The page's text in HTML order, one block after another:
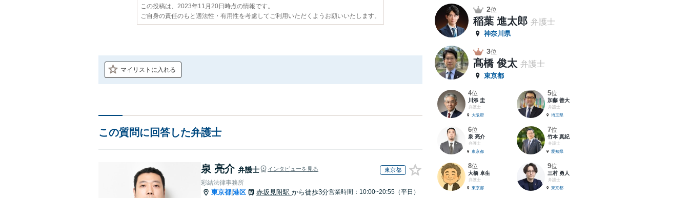
この投稿は、2023年11月20日時点の情報です。
ご自身の責任のもと適法性・有用性を考慮してご利用いただくようお願いいたします。
マイリストに入れる
この質問に回答した弁護士
泉 亮介 弁護士 インタビューを見る 東京都
彩結法律事務所
東京都 港区 赤坂見附駅 から徒歩3分営業時間：10:00~20:55（平日）
2位
稲葉 進太郎 弁護士
神奈川県
3位
髙橋 俊太 弁護士
東京都
4位
川添 圭
弁護士
大阪府
5位
加藤 善大
弁護士
埼玉県
6位
泉 亮介
弁護士
東京都
7位
竹本 真紀
弁護士
愛知県
8位
大橋 卓生
弁護士
東京都
9位
三村 勇人
弁護士
東京都